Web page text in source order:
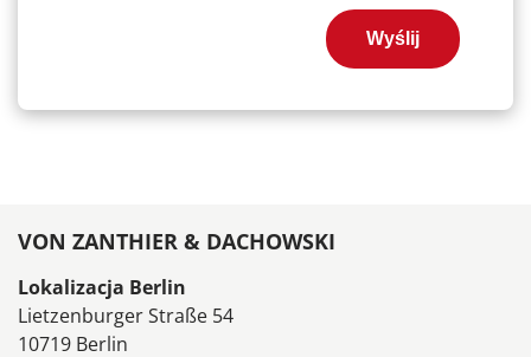
Wyślij
VON ZANTHIER & DACHOWSKI
Lokalizacja Berlin
Lietzenburger Straße 54
10719 Berlin